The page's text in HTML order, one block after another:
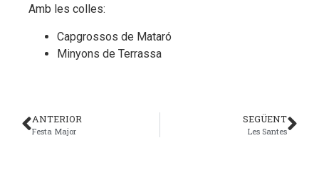
Amb les colles:
Capgrossos de Mataró
Minyons de Terrassa
ANTERIOR
Festa Major
SEGÜENT
Les Santes